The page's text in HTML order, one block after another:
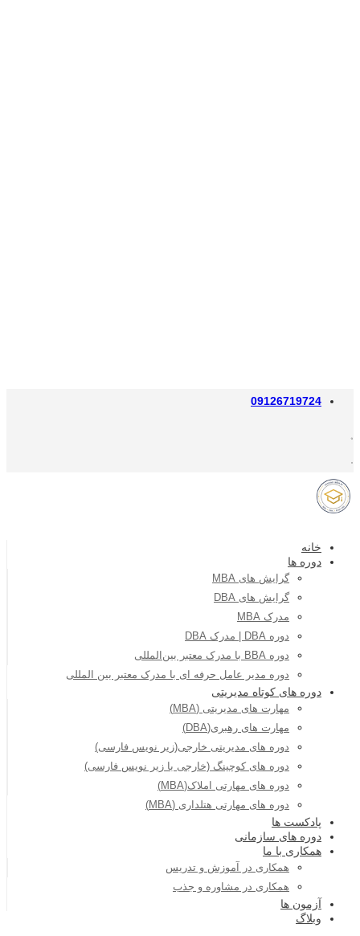
09126719724
خانه
دوره ها
گرایش های MBA
گرایش های DBA
مدرک MBA
دوره DBA | مدرک DBA
دوره BBA با مدرک معتبر بین‌المللی
دوره مدیر عامل حرفه ای با مدرک معتبر بین المللی
دوره های کوتاه مدیریتی
مهارت های مدیریتی (MBA)
مهارت های رهبری(DBA)
دوره های مدیریتی خارجی(زیر نویس فارسی)
دوره های کوچینگ (خارجی با زیر نویس فارسی)
دوره های مهارتی املاک(MBA)
دوره های مهارتی هتلداری (MBA)
پادکست ها
دوره های سازمانی
همکاری با ما
همکاری در آموزش و تدریس
همکاری در مشاوره و جذب
آزمون ها
وبلاگ